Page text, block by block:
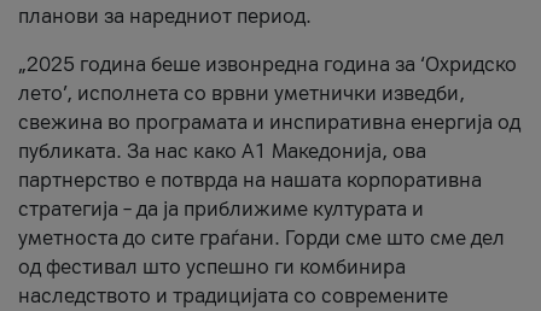
планови за наредниот период.
„2025 година беше извонредна година за ‘Охридско
лето’, исполнета со врвни уметнички изведби,
свежина во програмата и инспиративна енергија од
публиката. За нас како A1 Македонија, ова
партнерство е потврда на нашата корпоративна
стратегија – да ја приближиме културата и
уметноста до сите граѓани. Горди сме што сме дел
од фестивал што успешно ги комбинира
наследството и традицијата со современите